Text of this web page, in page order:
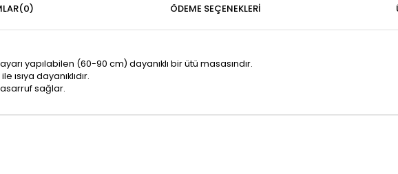
(0) ÖDEME SEÇENEKLERI
yapılabilen (60-90 cm) dayanıklı bir ütü masasındır.
ısıya dayanıklıdır.
sağlar.